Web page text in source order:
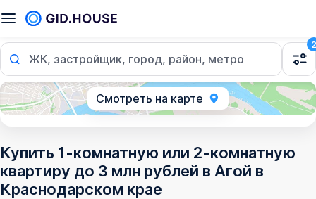
ЖК, застройщик, город, район, метро
2
Смотреть на карте
Купить 1-комнатную или 2-комнатную
квартиру до 3 млн рублей в Агой в
Краснодарском крае